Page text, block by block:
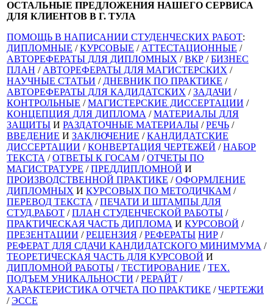
ОСТАЛЬНЫЕ ПРЕДЛОЖЕНИЯ НАШЕГО СЕРВИСА
ДЛЯ КЛИЕНТОВ В Г. ТУЛА
ПОМОЩЬ В НАПИСАНИИ СТУДЕНЧЕСКИХ РАБОТ:
ДИПЛОМНЫЕ /КУРСОВЫЕ /АТТЕСТАЦИОННЫЕ /
АВТОРЕФЕРАТЫ ДЛЯ ДИПЛОМНЫХ /ВКР /БИЗНЕС
ПЛАН /АВТОРЕФЕРАТЫ ДЛЯ МАГИСТЕРСКИХ /
НАУЧНЫЕ СТАТЬИ /ДНЕВНИК ПО ПРАКТИКЕ /
АВТОРЕФЕРАТЫ ДЛЯ КАДИДАТСКИХ /ЗАДАЧИ /
КОНТРОЛЬНЫЕ /МАГИСТЕРСКИЕ ДИССЕРТАЦИИ /
КОНЦЕПЦИЯ ДЛЯ ДИПЛОМА /МАТЕРИАЛЫ ДЛЯ
ЗАЩИТЫ И РАЗДАТОЧНЫЕ МАТЕРИАЛЫ /РЕЧЬ /
ВВЕДЕНИЕ И ЗАКЛЮЧЕНИЕ /КАНДИДАТСКИЕ
ДИССЕРТАЦИИ /КОНВЕРТАЦИЯ ЧЕРТЕЖЕЙ /НАБОР
ТЕКСТА /ОТВЕТЫ К ГОСАМ /ОТЧЕТЫ ПО
МАГИСТРАТУРЕ /ПРЕДДИПЛОМНОЙ И
ПРОИЗВОДСТВЕННОЙ ПРАКТИКЕ /ОФОРМЛЕНИЕ
ДИПЛОМНЫХ И КУРСОВЫХ ПО МЕТОДИЧКАМ /
ПЕРЕВОД ТЕКСТА /ПЕЧАТИ И ШТАМПЫ ДЛЯ
СТУД.РАБОТ /ПЛАН СТУДЕНЧЕСКОЙ РАБОТЫ /
ПРАКТИЧЕСКАЯ ЧАСТЬ ДИПЛОМА И КУРСОВОЙ /
ПРЕЗЕНТАЦИИ /РЕЦЕНЗИЯ /РЕФЕРАТЫ НИР /
РЕФЕРАТ ДЛЯ СДАЧИ КАНДИДАТСКОГО МИНИМУМА /
ТЕОРЕТИЧЕСКАЯ ЧАСТЬ ДЛЯ КУРСОВОЙ И
ДИПЛОМНОЙ РАБОТЫ /ТЕСТИРОВАНИЕ /ТЕХ.
ПОДЪЕМ УНИКАЛЬНОСТИ /РЕРАЙТ /
ХАРАКТЕРИСТИКА ОТЧЕТА ПО ПРАКТИКЕ /ЧЕРТЕЖИ
/ЭССЕ